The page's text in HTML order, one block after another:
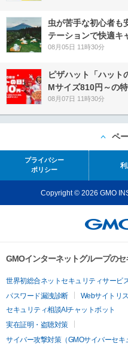
虫が苦手な初心者も
テーションで快適キ
08月05日 11時30分
ピザハット「ハット
Mサイズ810円～の
08月07日 11時30分
ペ
プライバシー
ポリシー
利
Copyright © 2026 GMO
GMOインターネットグループの
世界初総合ネットセキュリティサービ
パスワード漏洩診断
Webサイトリ
セキュリティ相談AIチャットボット
実在証明・盗聴対策
サイバー攻撃対策（GMOサイバーセキ